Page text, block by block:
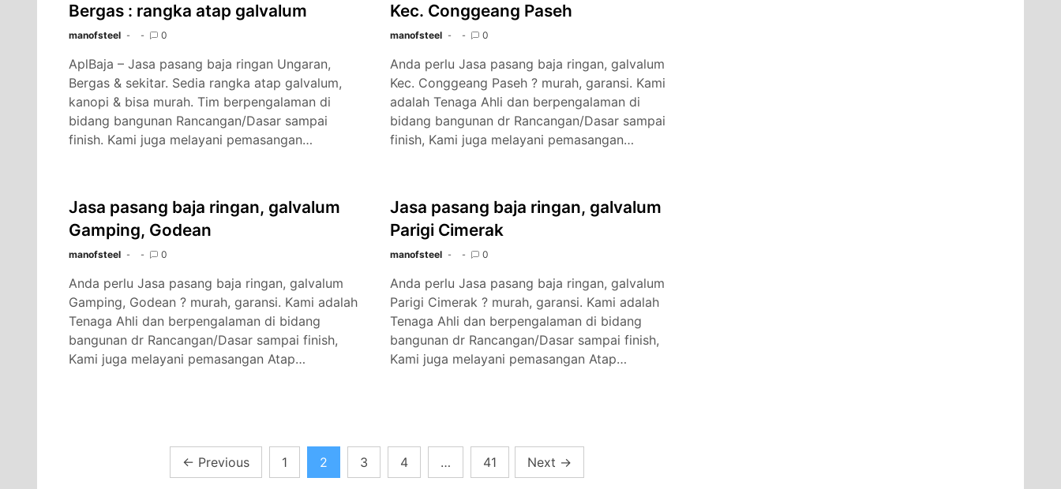
Bergas : rangka atap galvalum
manofsteel 0
AplBaja – Jasa pasang baja ringan Ungaran,
Bergas & sekitar. Sedia rangka atap galvalum,
kanopi & bisa murah. Tim berpengalaman di
bidang bangunan Rancangan/Dasar sampai
finish. Kami juga melayani pemasangan…
Kec. Conggeang Paseh
manofsteel 0
Anda perlu Jasa pasang baja ringan, galvalum
Kec. Conggeang Paseh ? murah, garansi. Kami
adalah Tenaga Ahli dan berpengalaman di
bidang bangunan dr Rancangan/Dasar sampai
finish, Kami juga melayani pemasangan…
Jasa pasang baja ringan, galvalum
Gamping, Godean
manofsteel 0
Anda perlu Jasa pasang baja ringan, galvalum
Gamping, Godean ? murah, garansi. Kami adalah
Tenaga Ahli dan berpengalaman di bidang
bangunan dr Rancangan/Dasar sampai finish,
Kami juga melayani pemasangan Atap…
Jasa pasang baja ringan, galvalum
Parigi Cimerak
manofsteel 0
Anda perlu Jasa pasang baja ringan, galvalum
Parigi Cimerak ? murah, garansi. Kami adalah
Tenaga Ahli dan berpengalaman di bidang
bangunan dr Rancangan/Dasar sampai finish,
Kami juga melayani pemasangan Atap…
← Previous 1 2 3 4 … 41 Next →